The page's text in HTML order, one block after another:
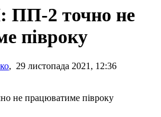
2 точно не
півроку
, 29 листопада 2021, 12:36